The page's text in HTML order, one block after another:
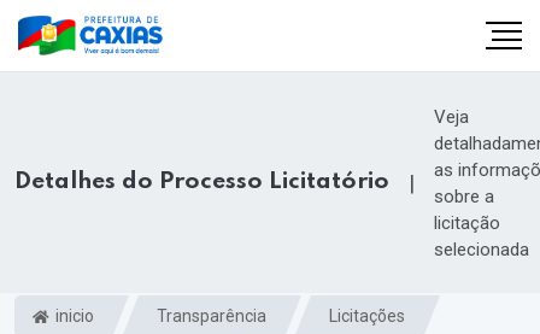
Detalhes do Processo Licitatório |
Veja
as
sobre a
licitação
selecionada
inicio Transparência Licitações